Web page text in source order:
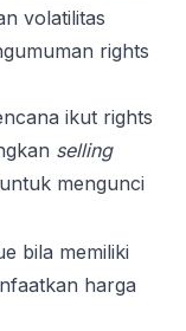
volatilitas
rights
ikut rights
selling
mengunci
bila memiliki
harga